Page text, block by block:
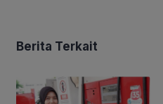
Berita Terkait